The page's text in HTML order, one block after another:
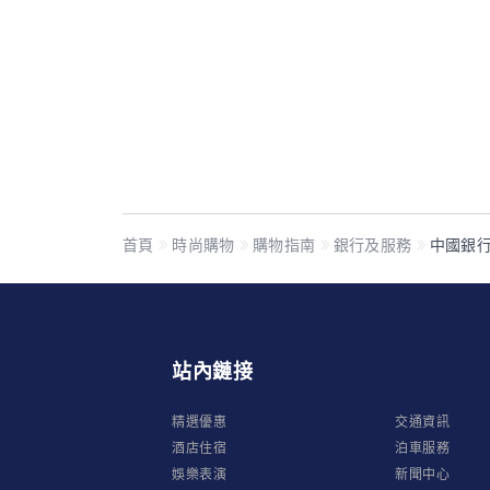
首頁 時尚購物 購物指南 銀行及服務 中國銀
站內鏈接
精選優惠
酒店住宿
娛樂表演
交通資訊
泊車服務
新聞中心